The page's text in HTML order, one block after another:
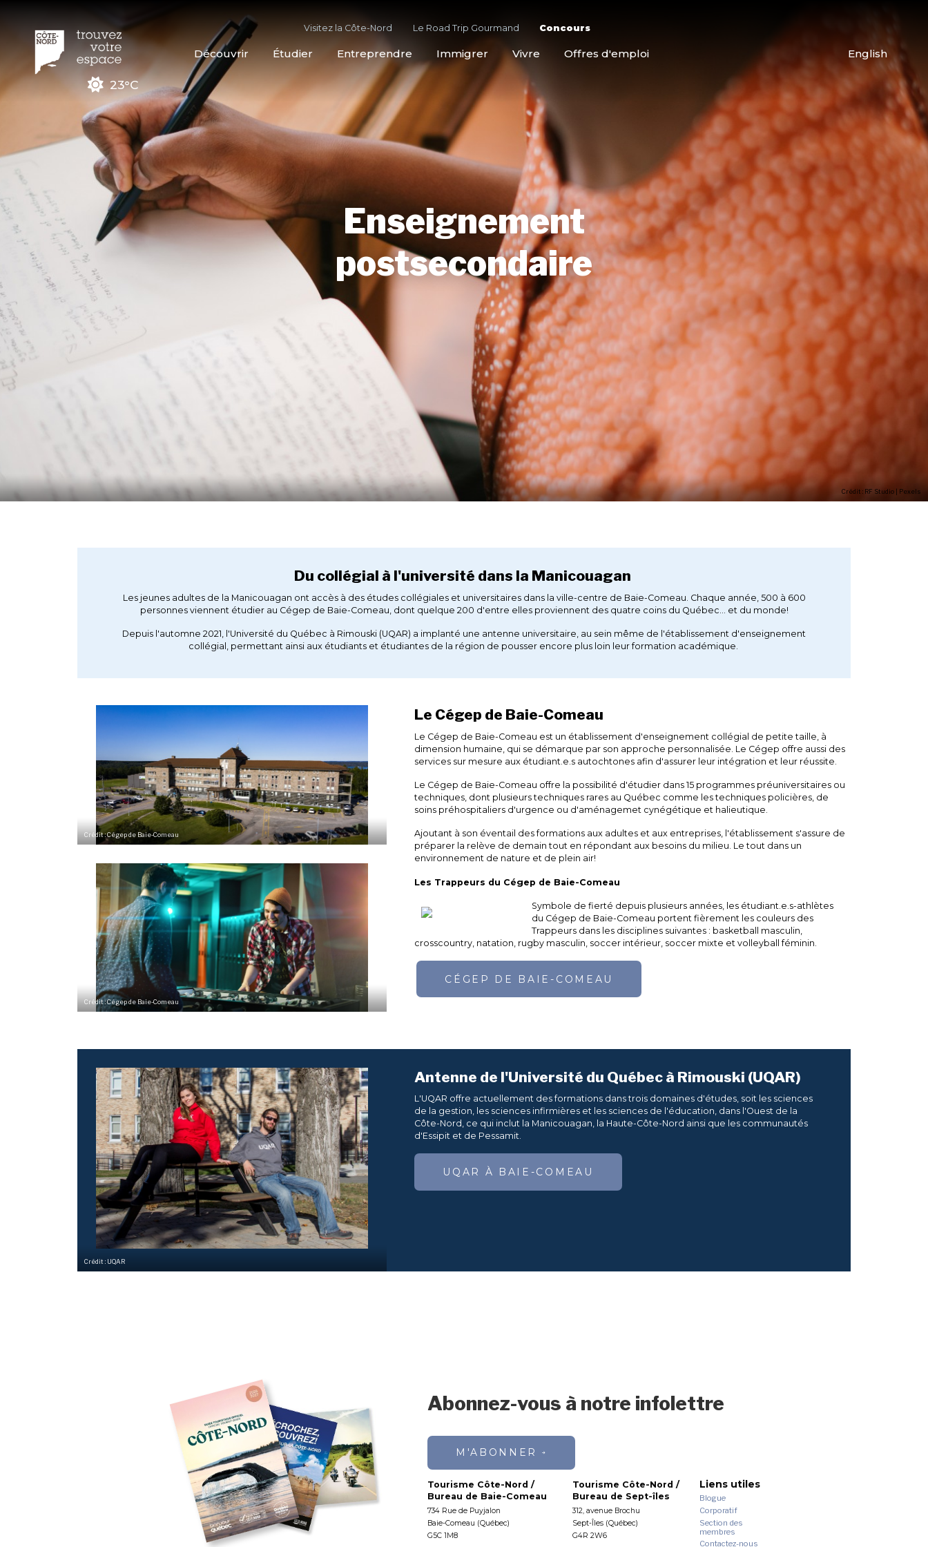
23°C
Visitez la Côte-Nord Le Road Trip Gourmand Concours
Découvrir Étudier Entreprendre Immigrer Vivre Offres d'emploi English
Enseignement
postsecondaire
Crédit : RF Studio | Pexels
Du collégial à l'université dans la Manicouagan
Les jeunes adultes de la Manicouagan ont accès à des études collégiales et universitaires dans la ville-centre de Baie-Comeau. Chaque année, 500 à 600
personnes viennent étudier au Cégep de Baie-Comeau, dont quelque 200 d'entre elles proviennent des quatre coins du Québec... et du monde!
Depuis l'automne 2021, l'Université du Québec à Rimouski (UQAR) a implanté une antenne universitaire, au sein même de l'établissement d'enseignement
collégial, permettant ainsi aux étudiants et étudiantes de la région de pousser encore plus loin leur formation académique.
Crédit : Cégep de Baie-Comeau
Le Cégep de Baie-Comeau
Le Cégep de Baie-Comeau est un établissement d'enseignement collégial de petite taille, à
dimension humaine, qui se démarque par son approche personnalisée. Le Cégep offre aussi des
services sur mesure aux étudiant.e.s autochtones afin d'assurer leur intégration et leur réussite.
Le Cégep de Baie-Comeau offre la possibilité d'étudier dans 15 programmes préuniversitaires ou
techniques, dont plusieurs techniques rares au Québec comme les techniques policières, de
soins préhospitaliers d'urgence ou d'aménagemet cynégétique et halieutique.
Ajoutant à son éventail des formations aux adultes et aux entreprises, l'établissement s'assure de
préparer la relève de demain tout en répondant aux besoins du milieu. Le tout dans un
environnement de nature et de plein air!
Les Trappeurs du Cégep de Baie-Comeau
Symbole de fierté depuis plusieurs années, les étudiant.e.s-athlètes
du Cégep de Baie-Comeau portent fièrement les couleurs des
Trappeurs dans les disciplines suivantes : basketball masculin,
crosscountry, natation, rugby masculin, soccer intérieur, soccer mixte et volleyball féminin.
CÉGEP DE BAIE-COMEAU
Crédit : Cégep de Baie-Comeau
Crédit : UQAR
Antenne de l'Université du Québec à Rimouski (UQAR)
L'UQAR offre actuellement des formations dans trois domaines d'études, soit les sciences
de la gestion, les sciences infirmières et les sciences de l'éducation, dans l'Ouest de la
Côte-Nord, ce qui inclut la Manicouagan, la Haute-Côte-Nord ainsi que les communautés
d'Essipit et de Pessamit.
UQAR À BAIE-COMEAU
Abonnez-vous à notre infolettre
M'ABONNER
Tourisme Côte-Nord /
Bureau de Baie-Comeau
734 Rue de Puyjalon
Baie-Comeau (Québec)
G5C 1M8
Tourisme Côte-Nord /
Bureau de Sept-îles
312, avenue Brochu
Sept-Îles (Québec)
G4R 2W6
Liens utiles
Blogue
Corporatif
Section des
membres
Contactez-nous